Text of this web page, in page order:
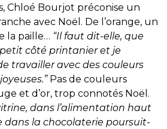
Chloé Bourjot préconise un
avec Noël. De l’orange, un
la paille… “Il faut dit-elle, que
côté printanier et je
travailler avec des couleurs
Pas de couleurs
et d’or, trop connotés Noël.
dans l’alimentation haut
la chocolaterie poursuit-